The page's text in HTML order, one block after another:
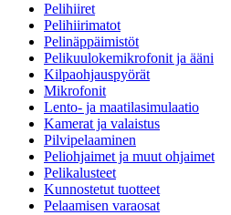
Pelihiiret
Pelihiirimatot
Pelinäppäimistöt
Pelikuulokemikrofonit ja ääni
Kilpaohjauspyörät
Mikrofonit
Lento- ja maatilasimulaatio
Kamerat ja valaistus
Pilvipelaaminen
Peliohjaimet ja muut ohjaimet
Pelikalusteet
Kunnostetut tuotteet
Pelaamisen varaosat